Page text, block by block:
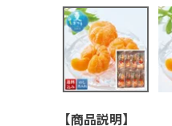
【商品説明】